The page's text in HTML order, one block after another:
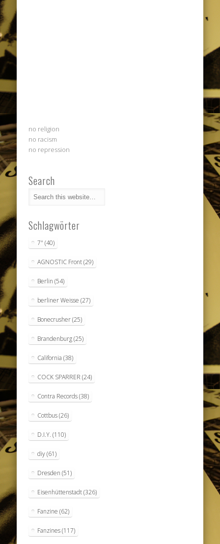
no religion
no racism
no repression
Search
Schlagwörter
7" (40)
AGNOSTIC Front(29)
Berlin (54)
berliner Weisse (27)
Bonecrusher(25)
Brandenburg(25)
California (38)
COCK SPARRER (24)
Contra Records(38)
Cottbus(26)
D.I.Y. (110)
diy(61)
Dresden (51)
Eisenhüttenstadt(326)
Fanzine (62)
Fanzines(117)